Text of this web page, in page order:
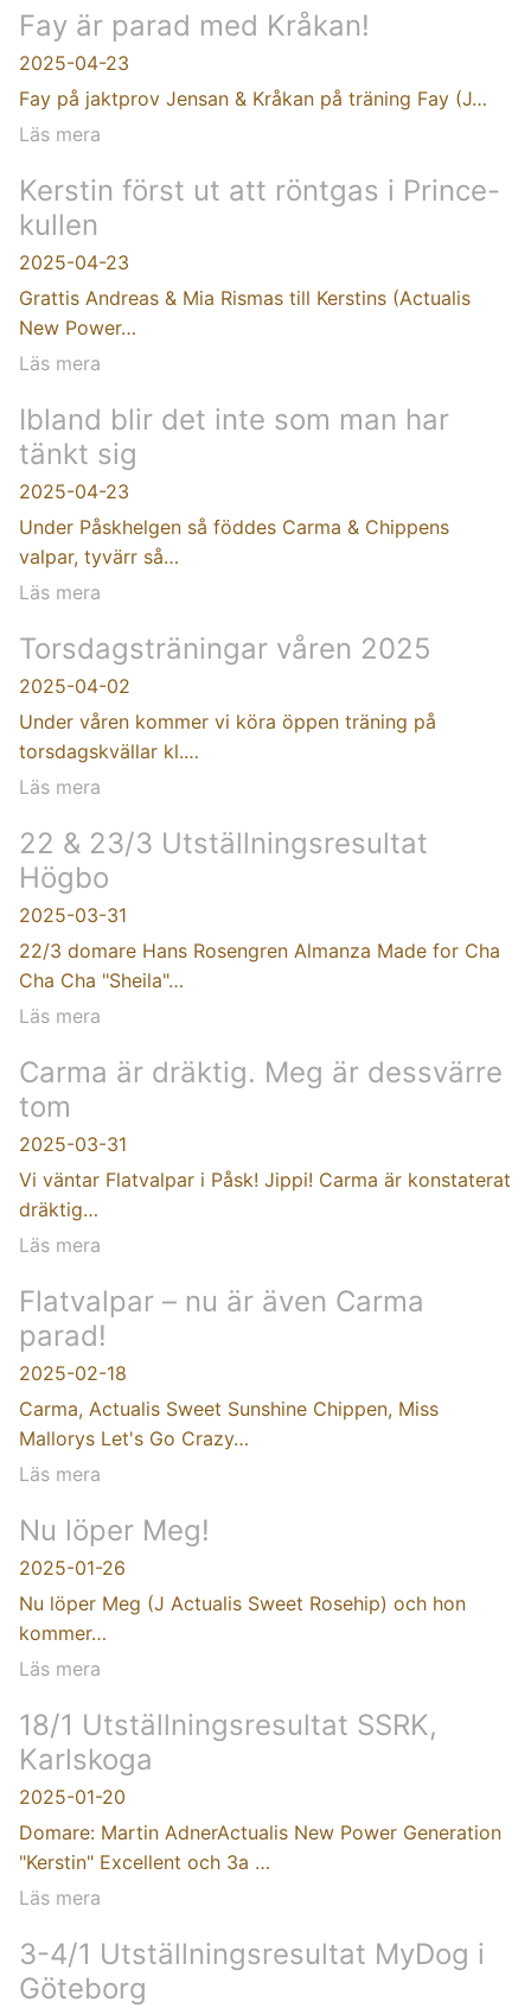
Fay är parad med Kråkan!
2025-04-23
Fay på jaktprov Jensan & Kråkan på träning Fay (J…
Läs mera
Kerstin först ut att röntgas i Prince-
kullen
2025-04-23
Grattis Andreas & Mia Rismas till Kerstins (Actualis
New Power…
Läs mera
Ibland blir det inte som man har
tänkt sig
2025-04-23
Under Påskhelgen så föddes Carma & Chippens
valpar, tyvärr så…
Läs mera
Torsdagsträningar våren 2025
2025-04-02
Under våren kommer vi köra öppen träning på
torsdagskvällar kl.…
Läs mera
22 & 23/3 Utställningsresultat
Högbo
2025-03-31
22/3 domare Hans Rosengren Almanza Made for Cha
Cha Cha "Sheila"…
Läs mera
Carma är dräktig. Meg är dessvärre
tom
2025-03-31
Vi väntar Flatvalpar i Påsk! Jippi! Carma är konstaterat
dräktig…
Läs mera
Flatvalpar – nu är även Carma
parad!
2025-02-18
Carma, Actualis Sweet Sunshine Chippen, Miss
Mallorys Let's Go Crazy…
Läs mera
Nu löper Meg!
2025-01-26
Nu löper Meg (J Actualis Sweet Rosehip) och hon
kommer…
Läs mera
18/1 Utställningsresultat SSRK,
Karlskoga
2025-01-20
Domare: Martin AdnerActualis New Power Generation
"Kerstin" Excellent och 3a …
Läs mera
3-4/1 Utställningsresultat MyDog i
Göteborg